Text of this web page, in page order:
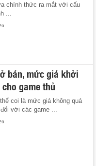
chính thức ra mắt với cấu
...
bán, mức giá khởi
game thủ
coi là mức giá không quá
với các game ...